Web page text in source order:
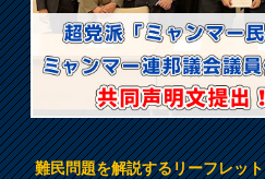
難民問題を解説するリーフレット